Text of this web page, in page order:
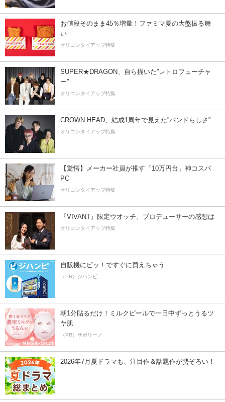
お値段そのまま45％増量！ファミマ夏の大盤振る舞
い
オリコンタイアップ特集
SUPER★DRAGON、自ら描いた”レトロフューチャ
ー”
オリコンタイアップ特集
CROWN HEAD、結成1周年で見えた”バンドらしさ”
オリコンタイアップ特集
【驚愕】メーカー社員が推す「10万円台」神コスパ
PC
オリコンタイアップ特集
『VIVANT』限定ウオッチ、プロデューサーの感想は
オリコンタイアップ特集
自販機にピッ！ですぐに買えちゃう
（PR）ジハンピ
朝1分貼るだけ！ミルクピールで一日中ずっとうるツ
ヤ肌
（PR）サボリーノ
2026年7月夏ドラマも、注目作＆話題作が勢ぞろい！